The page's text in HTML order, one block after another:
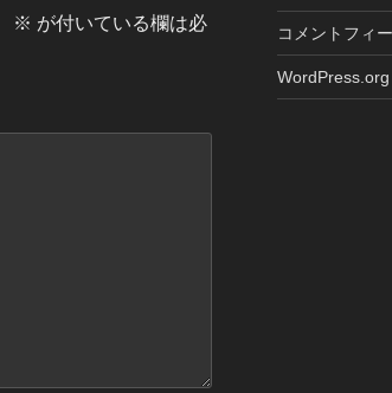
※ が付いている欄は必
コメントフィ
WordPress.org